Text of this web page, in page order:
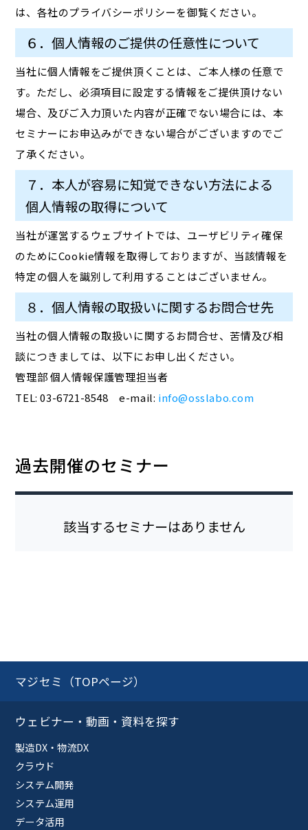
は、各社のプライバシーポリシーを御覧ください。
６．個人情報のご提供の任意性について
当社に個人情報をご提供頂くことは、ご本人様の任意で
す。ただし、必須項目に設定する情報をご提供頂けない
場合、及びご入力頂いた内容が正確でない場合には、本
セミナーにお申込みができない場合がございますのでご
了承ください。
７．本人が容易に知覚できない方法による
個人情報の取得について
当社が運営するウェブサイトでは、ユーザビリティ確保
のためにCookie情報を取得しておりますが、当該情報を
特定の個人を識別して利用することはございません。
８．個人情報の取扱いに関するお問合せ先
当社の個人情報の取扱いに関するお問合せ、苦情及び相
談につきましては、以下にお申し出ください。
管理部 個人情報保護管理担当者
TEL: 03-6721-8548 e-mail: info@osslabo.com
過去開催のセミナー
該当するセミナーはありません
マジセミ（TOPページ）
ウェビナー・動画・資料を探す
製造DX・物流DX
クラウド
システム開発
システム運用
データ活用